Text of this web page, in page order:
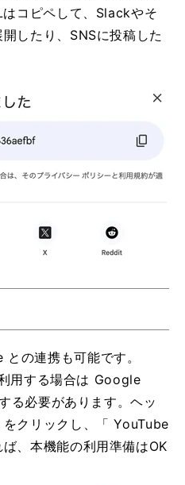
コピペして、Slackやそ
したり、SNSに投稿した
の連携も可能です。
用する場合は Google
る必要があります。ヘッ
クリックし、「 YouTube
、本機能の利用準備はOK